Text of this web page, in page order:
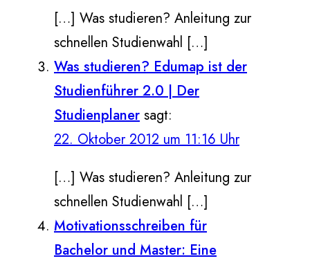
[…] Was studieren? Anleitung zur
schnellen Studienwahl […]
Was studieren? Edumap ist der
Studienführer 2.0 | Der
Studienplaner sagt:
22. Oktober 2012 um 11:16 Uhr
[…] Was studieren? Anleitung zur
schnellen Studienwahl […]
Motivationsschreiben für
Bachelor und Master: Eine